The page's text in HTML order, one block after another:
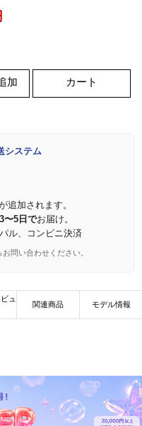
加 カート
システム
追加されます。
〜5日でお届け。
ル、コンビニ決済
お問い合わせください。
ュ
関連商品 モデル情報